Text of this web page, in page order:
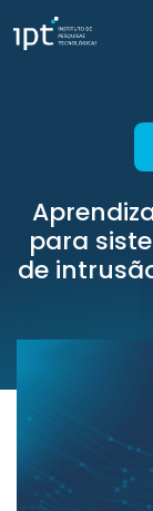
para
de